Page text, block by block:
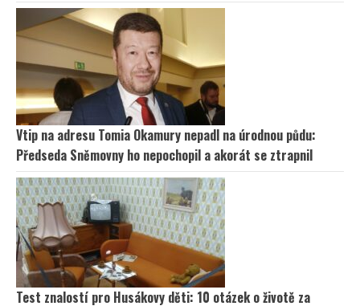
Vtip na adresu Tomia Okamury nepadl na úrodnou půdu:
Předseda Sněmovny ho nepochopil a akorát se ztrapnil
Test znalostí pro Husákovy děti: 10 otázek o životě za